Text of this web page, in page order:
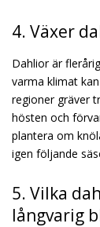
4. Växer
Dahlior är
varma klimat
regioner gräver
hösten och
plantera om
igen följande
5. Vilka
långvarig